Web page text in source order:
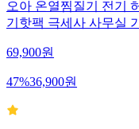
오아 온열찜질기 전기
기핫팩 극세사 사무실
69,900원
47%36,900원